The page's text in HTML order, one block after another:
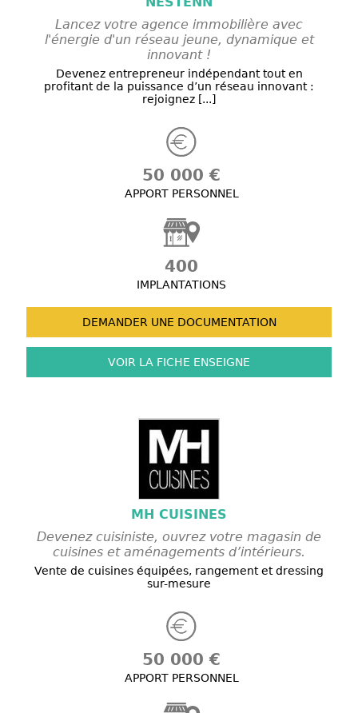
Lancez votre agence immobilière avec
l'énergie d'un réseau jeune, dynamique et
innovant !
Devenez entrepreneur indépendant tout en
profitant de la puissance d’un réseau innovant :
rejoignez [...]
50 000 €
APPORT PERSONNEL
400
IMPLANTATIONS
DEMANDER UNE DOCUMENTATION
VOIR LA FICHE ENSEIGNE
MH CUISINES
Devenez cuisiniste, ouvrez votre magasin de
cuisines et aménagements d’intérieurs.
Vente de cuisines équipées, rangement et dressing
sur-mesure
50 000 €
APPORT PERSONNEL